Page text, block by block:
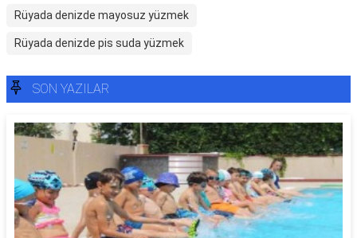
Rüyada denizde mayosuz yüzmek
Rüyada denizde pis suda yüzmek
SON YAZILAR